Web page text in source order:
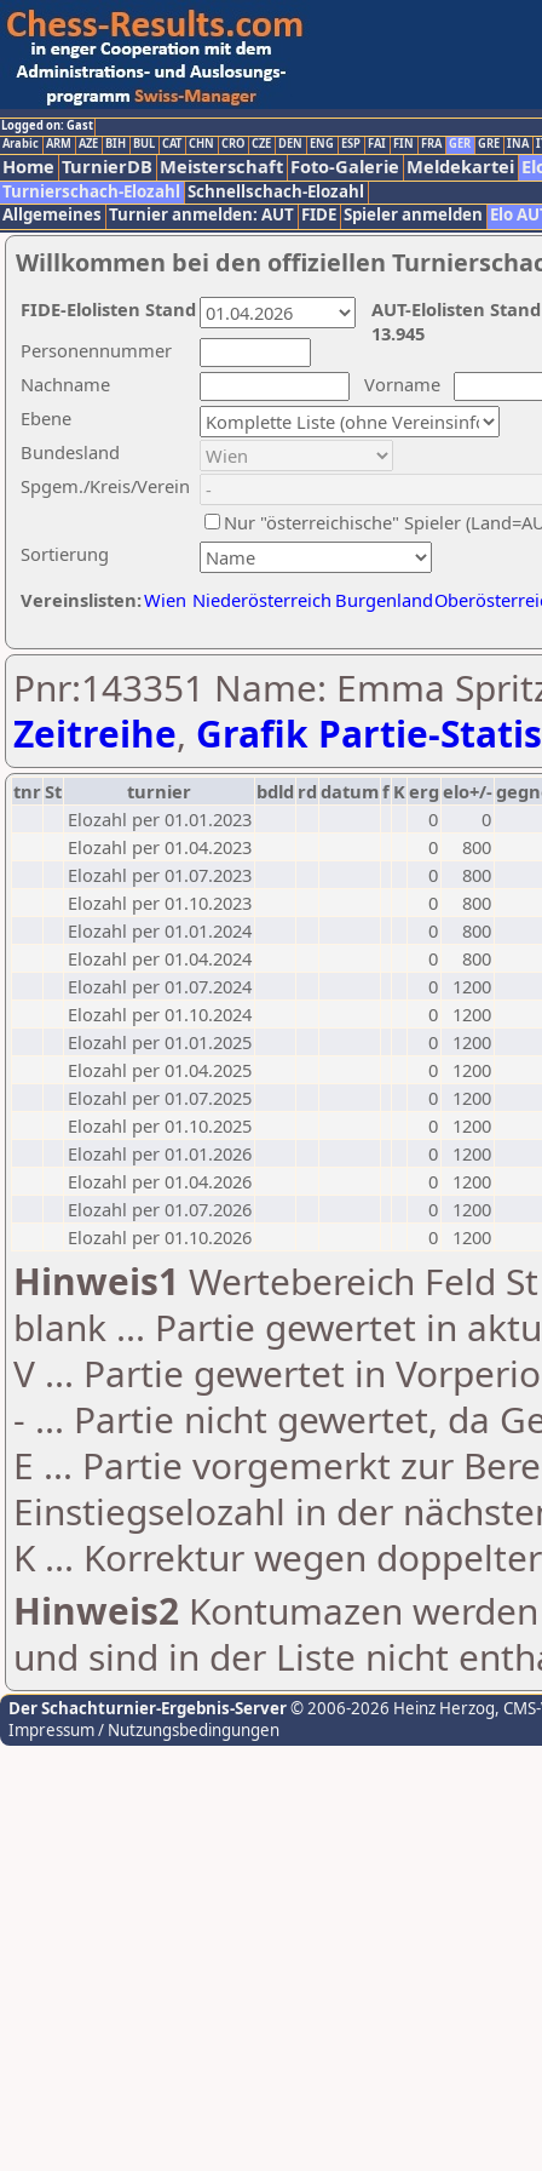
Logged on: Gast
Arabic ARM AZE BIH BUL CAT CHN CRO CZE DEN ENG ESP FAI FIN FRA GER GRE INA
Home TurnierDB Meisterschaft Foto-Galerie Meldekartei
Turnierschach-Elozahl Schnellschach-Elozahl
Allgemeines Turnier anmelden: AUT FIDE Spieler anmelden Elo
Willkommen bei den offiziellen
Nachname
Vorname
Ebene
Sortierung
Personennummer
Bundesland
Spgem./Kreis/Verein
Nur "österreichische" Spieler
Vereinslisten:Wien Niederösterreich Burgenland
AUT-Elolisten
13.945
FIDE-Elolisten Stand
Pnr:143351 Name: Emma
Zeitreihe, Grafik Partie-
tnrSt turnier bdld rd datumf Kerg elo+/-
Elozahl per 01.01.2023
0
0
Elozahl per 01.04.2023
0
800
Elozahl per 01.07.2023
0
800
Elozahl per 01.10.2023
0
800
Elozahl per 01.01.2024
0
800
Elozahl per 01.04.2024
0
800
Elozahl per 01.07.2024
0
1200
Elozahl per 01.10.2024
0
1200
Elozahl per 01.01.2025
0
1200
Elozahl per 01.04.2025
0
1200
Elozahl per 01.07.2025
0
1200
Elozahl per 01.10.2025
0
1200
Elozahl per 01.01.2026
0
1200
Elozahl per 01.04.2026
0
1200
Elozahl per 01.07.2026
0
1200
Elozahl per 01.10.2026
0 1200
Hinweis1 Wertebereich Feld
blank ... Partie gewertet in
V ... Partie gewertet in
- ... Partie nicht gewertet, da
E ... Partie vorgemerkt zur
Einstiegselozahl in der
K ... Korrektur wegen
Hinweis2 Kontumazen
und sind in der Liste nicht
Der Schachturnier-Ergebnis-Server© 2006-2026 Heinz Herzog,
Impressum / Nutzungsbedingungen